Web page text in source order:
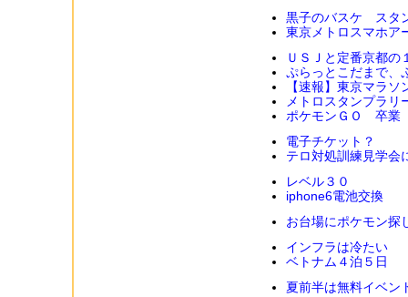
黒子のバスケ スタ
東京メトロスマホア
ＵＳＪと定番京都の
ぷらっとこだまで、
【速報】東京マラ
メトロスタンプラリ
ポケモンＧＯ 卒業
電子チケット？
テロ対処訓練見学会
レベル３０
iphone6電池交換
お台場にポケモン探
インフラは冷たい
ベトナム４泊５日
夏前半は無料イベン